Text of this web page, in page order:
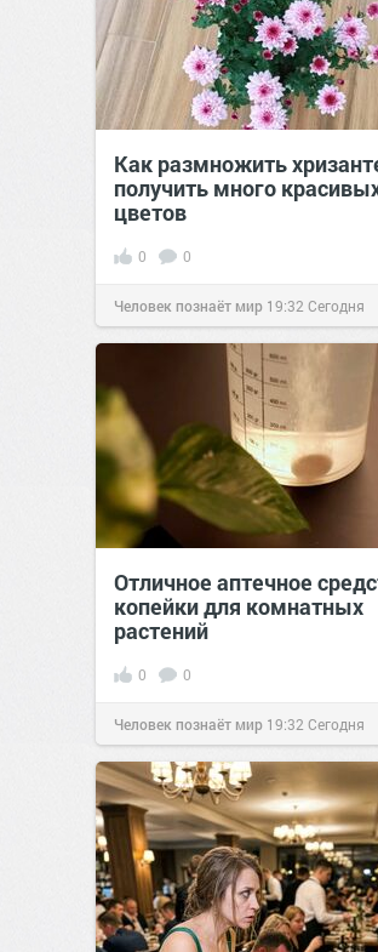
Как размножить
получить много
цветов
0 0
Человек познаёт мир 19:32 Сегодня
Отличное аптечное
копейки для комнатных
растений
0 0
Человек познаёт мир 19:32 Сегодня